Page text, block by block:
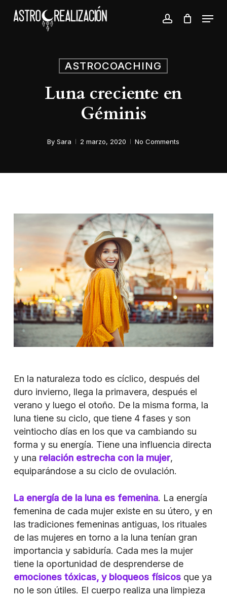
account
Menu
ASTROCOACHING
Luna creciente en
Géminis
By Sara 2 marzo, 2020 No Comments
En la naturaleza todo es cíclico, después del
duro invierno, llega la primavera, después el
verano y luego el otoño. De la misma forma, la
luna tiene su ciclo, que tiene 4 fases y son
veintiocho días en los que va cambiando su
forma y su energía. Tiene una influencia directa
y una relación estrecha con la mujer,
equiparándose a su ciclo de ovulación.
La energía de la luna es femenina. La energía
femenina de cada mujer existe en su útero, y en
las tradiciones femeninas antiguas, los rituales
de las mujeres en torno a la luna tenían gran
importancia y sabiduría. Cada mes la mujer
tiene la oportunidad de desprenderse de
emociones tóxicas, y bloqueos físicosque ya
no le son útiles. El cuerpo realiza una limpieza